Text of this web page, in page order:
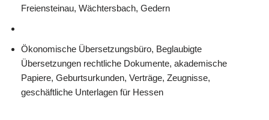
Freiensteinau, Wächtersbach, Gedern
Ökonomische Übersetzungsbüro, Beglaubigte
Übersetzungen rechtliche Dokumente, akademische
Papiere, Geburtsurkunden, Verträge, Zeugnisse,
geschäftliche Unterlagen für Hessen